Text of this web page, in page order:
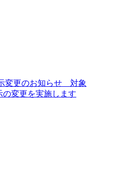
変更のお知らせ 対象
の変更を実施します